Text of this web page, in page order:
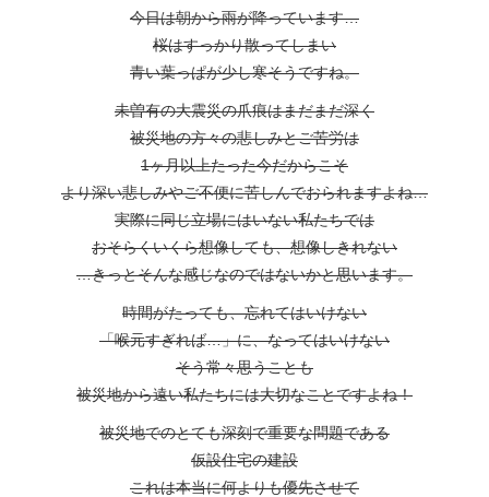
今日は朝から雨が降っています…
桜はすっかり散ってしまい
青い葉っぱが少し寒そうですね。
未曽有の大震災の爪痕はまだまだ深く
被災地の方々の悲しみとご苦労は
1ヶ月以上たった今だからこそ
より深い悲しみやご不便に苦しんでおられますよね…
実際に同じ立場にはいない私たちでは
おそらくいくら想像しても、想像しきれない
…きっとそんな感じなのではないかと思います。
時間がたっても、忘れてはいけない
「喉元すぎれば…」に、なってはいけない
そう常々思うことも
被災地から遠い私たちには大切なことですよね！
被災地でのとても深刻で重要な問題である
仮設住宅の建設
これは本当に何よりも優先させて